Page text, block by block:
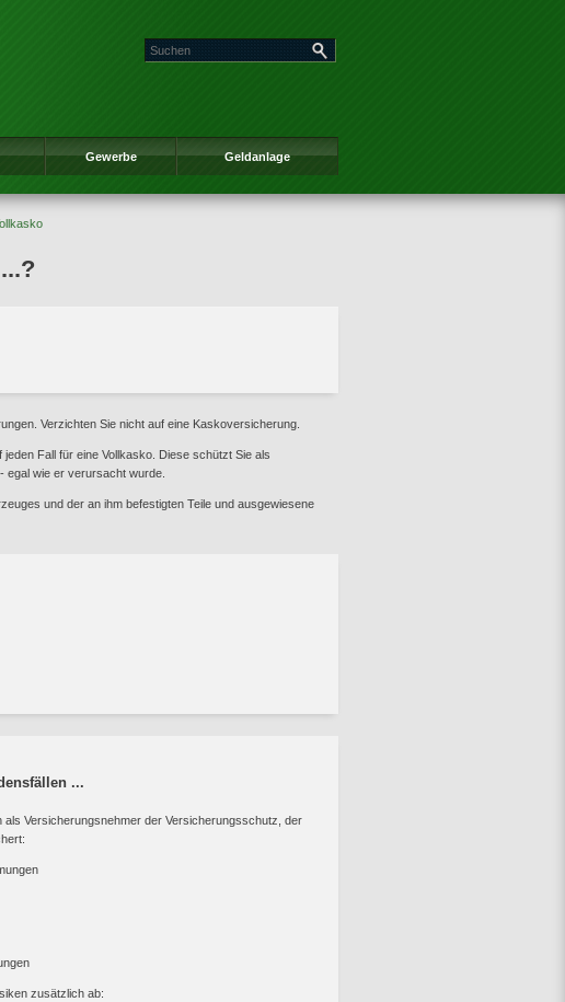
Gewerbe Geldanlage
Verzichten Sie nicht auf eine Kaskoversicherung.
Fall für eine Vollkasko. Diese schützt Sie als
egal wie er verursacht wurde.
und der an ihm befestigten Teile und ausgewiesene
...
Versicherungsnehmer der Versicherungsschutz, der
zusätzlich ab: